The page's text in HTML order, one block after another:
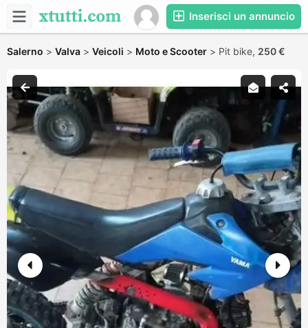
Inserisci un annuncio
Salerno > Valva > Veicoli > Moto e Scooter > Pit bike, 250 €